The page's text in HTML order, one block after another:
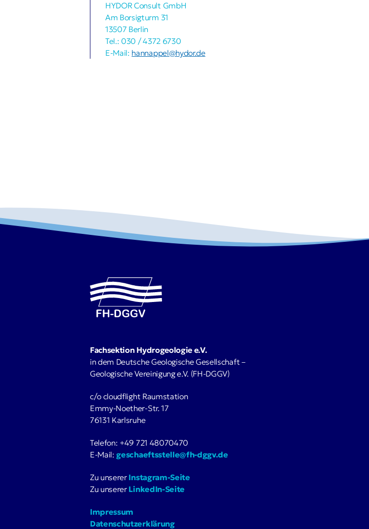
HYDOR Consult GmbH
Am Borsigturm 31
13507 Berlin
Tel.: 030 / 4372 6730
E-Mail: hannappel@hydor.de
Fachsektion Hydrogeologie e.V.
in dem Deutsche Geologische Gesellschaft –
Geologische Vereinigung e.V. (FH-DGGV)
c/o cloudflight Raumstation
Emmy-Noether-Str. 17
76131 Karlsruhe
Telefon: +49 721 48070470
E-Mail: geschaeftsstelle@fh-dggv.de
Zu unserer Instagram-Seite
Zu unserer LinkedIn-Seite
Impressum
Datenschutzerklärung